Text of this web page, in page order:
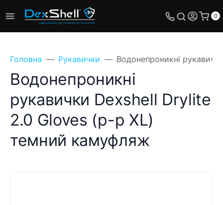
0
Головна Рукавички Водонепроникні
Водонепроникні
рукавички Dexshell Drylite
2.0 Gloves (р-р XL)
темний камуфляж